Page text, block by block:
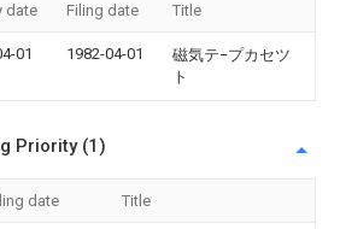
date Filing date Title
01 1982-04-01
磁気テ−プカセツ
ト
Priority (1)
date Title